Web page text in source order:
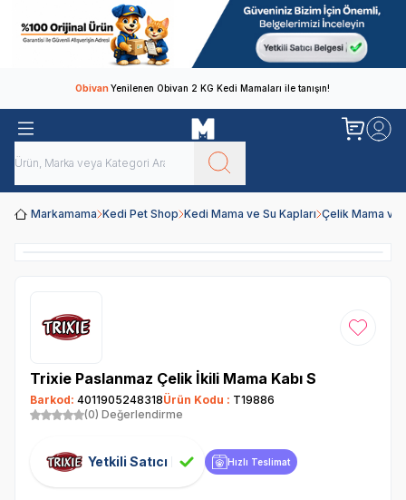
ObivanYenilenen Obivan 2 KG Kedi Mamaları ile tanışın!
Markamama Kedi Pet Shop Kedi Mama ve Su Kapları Çelik Mama ve
Favoriye
Trixie Paslanmaz Çelik İkili Mama Kabı S
Barkod: 4011905248318Ürün Kodu : T19886
(0) Değerlendirme
Yetkili Satıcı Hızlı Teslimat